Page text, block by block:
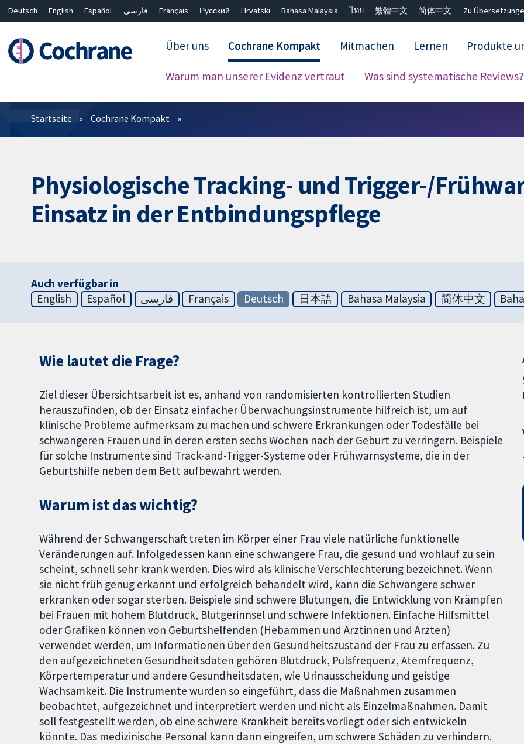
Deutsch English Español فارسی Français Русский Hrvatski Bahasa Malaysia ไทย 繁體中文 简体中文 Zu
Über uns Cochrane Kompakt
Warum man unserer Evidenz vertraut Was sind systematische Reviews?
Mitmachen Lernen Produkte
Filter
Startseite Cochrane Kompakt
Physiologische Tracking- und Trigger-/
Einsatz in der Entbindungspflege
Auch verfügbar in
English
Español فارسی Français Deutsch 日本語 Bahasa Malaysia 简体中文
Wie lautet die Frage?
Ziel dieser Übersichtsarbeit ist es, anhand von randomisierten kontrollierten Studien
herauszufinden, ob der Einsatz einfacher Überwachungsinstrumente hilfreich ist, um auf
klinische Probleme aufmerksam zu machen und schwere Erkrankungen oder Todesfälle bei
schwangeren Frauen und in deren ersten sechs Wochen nach der Geburt zu verringern. Beispiele
für solche Instrumente sind Track-and-Trigger-Systeme oder Frühwarnsysteme, die in der
Geburtshilfe neben dem Bett aufbewahrt werden.
Warum ist das wichtig?
Während der Schwangerschaft treten im Körper einer Frau viele natürliche funktionelle
Veränderungen auf. Infolgedessen kann eine schwangere Frau, die gesund und wohlauf zu sein
scheint, schnell sehr krank werden. Dies wird als klinische Verschlechterung bezeichnet. Wenn
sie nicht früh genug erkannt und erfolgreich behandelt wird, kann die Schwangere schwer
erkranken oder sogar sterben. Beispiele sind schwere Blutungen, die Entwicklung von Krämpfen
bei Frauen mit hohem Blutdruck, Blutgerinnsel und schwere Infektionen. Einfache Hilfsmittel
oder Grafiken können von Geburtshelfenden (Hebammen und Ärztinnen und Ärzten)
verwendet werden, um Informationen über den Gesundheitszustand der Frau zu erfassen. Zu
den aufgezeichneten Gesundheitsdaten gehören Blutdruck, Pulsfrequenz, Atemfrequenz,
Körpertemperatur und andere Gesundheitsdaten, wie Urinausscheidung und geistige
Wachsamkeit. Die Instrumente wurden so eingeführt, dass die Maßnahmen zusammen
beobachtet, aufgezeichnet und interpretiert werden und nicht als Einzelmaßnahmen. Damit
soll festgestellt werden, ob eine schwere Krankheit bereits vorliegt oder sich entwickeln
könnte. Das medizinische Personal kann dann eingreifen, um schwere Schäden zu verhindern.